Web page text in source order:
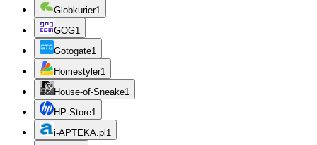
Globkurier1
GOG1
Gotogate1
Homestyler1
House-of-Sneake1
HP Store1
i-APTEKA.pl 1